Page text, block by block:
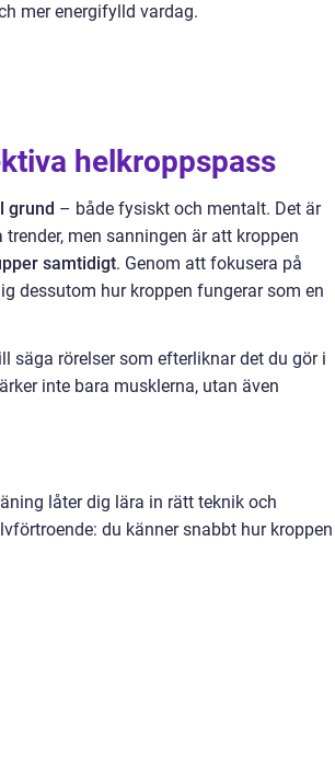
mer energifylld vardag.
helkroppspass
grund – både fysiskt och mentalt. Det är
men sanningen är att kroppen
samtidigt. Genom att fokusera på
dessutom hur kroppen fungerar som en
säga rörelser som efterliknar det du gör i
inte bara musklerna, utan även
låter dig lära in rätt teknik och
du känner snabbt hur kroppen